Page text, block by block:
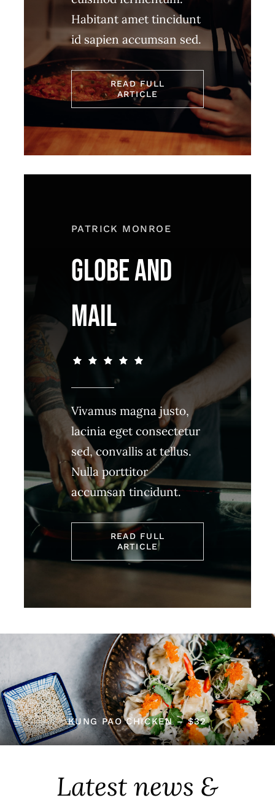
Habitant amet tincidunt
id sapien accumsan sed.
READ FULL
ARTICLE
PATRICK MONROE
GLOBE AND
MAIL
Vivamus magna justo,
lacinia eget consectetur
sed, convallis at tellus.
Nulla porttitor
accumsan tincidunt.
READ FULL
ARTICLE
KUNG PAO CHICKEN – $32
Latest news &